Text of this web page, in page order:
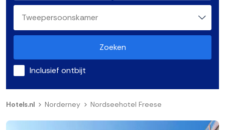
Zoeken
Inclusief ontbijt
Hotels.nl Norderney Nordseehotel Freese